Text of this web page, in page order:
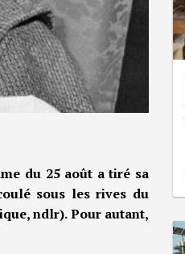
du 25 août a tiré sa
sous les rives du
ndlr). Pour autant,